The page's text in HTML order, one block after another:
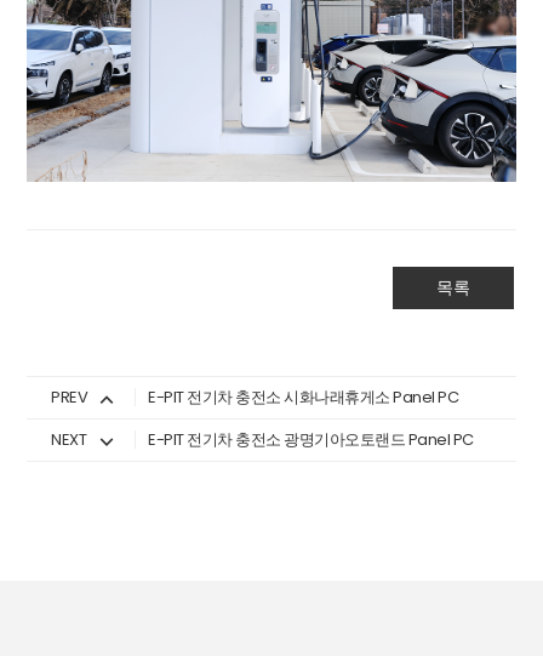
목록
PREV
E-PIT 전기차 충전소 시화나래휴게소 Panel PC
NEXT
E-PIT 전기차 충전소 광명기아오토랜드 Panel PC